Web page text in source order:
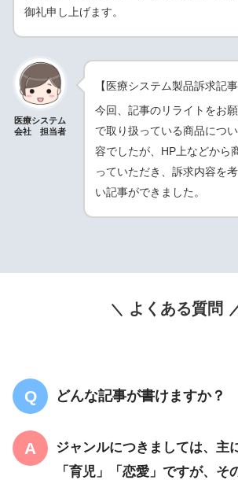
御礼申し上げます。
医療システム
会社 担当者
【医療システム製品訴求記
今回、記事のリライトをお
で取り扱っている商品につ
容でしたが、HP上などから
っていただき、訴求内容を
い記事ができました。
よくある質問
どんな記事が書けますか？
ジャンルにつきましては、主
「育児」「恋愛」ですが、そ